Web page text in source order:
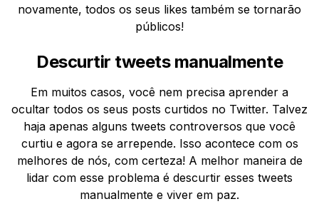
novamente, todos os seus likes também se tornarão
públicos!
Descurtir tweets manualmente
Em muitos casos, você nem precisa aprender a
ocultar todos os seus posts curtidos no Twitter. Talvez
haja apenas alguns tweets controversos que você
curtiu e agora se arrepende. Isso acontece com os
melhores de nós, com certeza! A melhor maneira de
lidar com esse problema é descurtir esses tweets
manualmente e viver em paz.